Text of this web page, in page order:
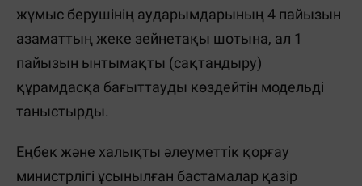
жұмыс берушінің аударымдарының 4 пайызын
азаматтың жеке зейнетақы шотына, ал 1
пайызын ынтымақты (сақтандыру)
құрамдасқа бағыттауды көздейтін модельді
таныстырды.
Еңбек және халықты әлеуметтік қорғау
министрлігі ұсынылған бастамалар қазір